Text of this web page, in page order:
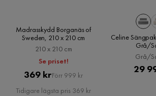
Madrasskydd Borganäs of
Sweden, 210 x 210 cm
210 x 210 cm
Se priset!
Pris
369 krOriginal
Pris
Förr 999 kr
Tidigare lägsta pris 369 kr
Celine
Grå/
Grå/
29